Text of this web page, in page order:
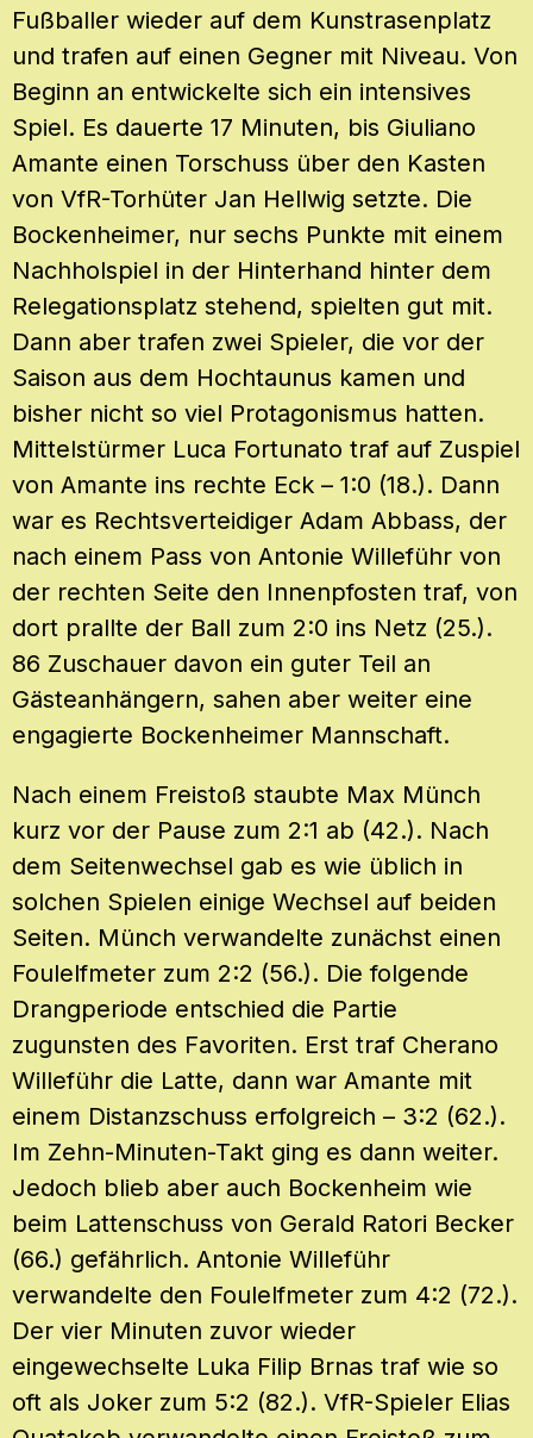
Fußballer wieder auf dem Kunstrasenplatz
und trafen auf einen Gegner mit Niveau. Von
Beginn an entwickelte sich ein intensives
Spiel. Es dauerte 17 Minuten, bis Giuliano
Amante einen Torschuss über den Kasten
von VfR-Torhüter Jan Hellwig setzte. Die
Bockenheimer, nur sechs Punkte mit einem
Nachholspiel in der Hinterhand hinter dem
Relegationsplatz stehend, spielten gut mit.
Dann aber trafen zwei Spieler, die vor der
Saison aus dem Hochtaunus kamen und
bisher nicht so viel Protagonismus hatten.
Mittelstürmer Luca Fortunato traf auf Zuspiel
von Amante ins rechte Eck – 1:0 (18.). Dann
war es Rechtsverteidiger Adam Abbass, der
nach einem Pass von Antonie Willeführ von
der rechten Seite den Innenpfosten traf, von
dort prallte der Ball zum 2:0 ins Netz (25.).
86 Zuschauer davon ein guter Teil an
Gästeanhängern, sahen aber weiter eine
engagierte Bockenheimer Mannschaft.
Nach einem Freistoß staubte Max Münch
kurz vor der Pause zum 2:1 ab (42.). Nach
dem Seitenwechsel gab es wie üblich in
solchen Spielen einige Wechsel auf beiden
Seiten. Münch verwandelte zunächst einen
Foulelfmeter zum 2:2 (56.). Die folgende
Drangperiode entschied die Partie
zugunsten des Favoriten. Erst traf Cherano
Willeführ die Latte, dann war Amante mit
einem Distanzschuss erfolgreich – 3:2 (62.).
Im Zehn-Minuten-Takt ging es dann weiter.
Jedoch blieb aber auch Bockenheim wie
beim Lattenschuss von Gerald Ratori Becker
(66.) gefährlich. Antonie Willeführ
verwandelte den Foulelfmeter zum 4:2 (72.).
Der vier Minuten zuvor wieder
eingewechselte Luka Filip Brnas traf wie so
oft als Joker zum 5:2 (82.). VfR-Spieler Elias